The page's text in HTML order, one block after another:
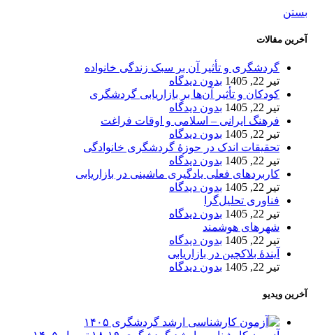
بستن
آخرین مقالات
گردشگری و تأثیر آن بر سبک زندگی خانواده
تیر 22, 1405
بدون دیدگاه
کودکان و تأثیر آن‌ها بر بازاریابی گردشگری
تیر 22, 1405
بدون دیدگاه
فرهنگ ایرانی – اسلامی و اوقات فراغت
تیر 22, 1405
بدون دیدگاه
تحقیقات اندک در حوزۀ گردشگری خانوادگی
تیر 22, 1405
بدون دیدگاه
کاربردهای فعلی یادگیری ماشینی در بازاریابی
تیر 22, 1405
بدون دیدگاه
فناوری تحلیل‌گرا
تیر 22, 1405
بدون دیدگاه
شهرهای هوشمند
تیر 22, 1405
بدون دیدگاه
آیندۀ بلاکچین در بازاریابی
تیر 22, 1405
بدون دیدگاه
آخرین ویدیو